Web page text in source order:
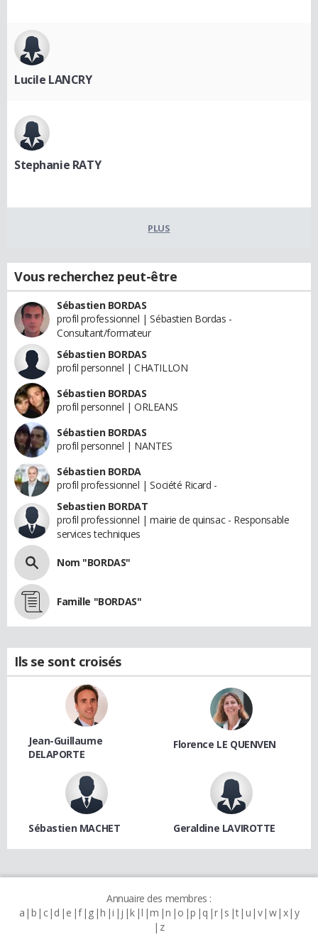
Lucile LANCRY
Stephanie RATY
PLUS
Vous recherchez peut-être
Sébastien BORDAS
profil professionnel | Sébastien Bordas -
Consultant/formateur
Sébastien BORDAS
profil personnel | CHATILLON
Sébastien BORDAS
profil personnel | ORLEANS
Sébastien BORDAS
profil personnel | NANTES
Sébastien BORDA
profil professionnel | Société Ricard -
Sebastien BORDAT
profil professionnel | mairie de quinsac - Responsable
services techniques
Nom "BORDAS"
Famille "BORDAS"
Ils se sont croisés
Jean-Guillaume
DELAPORTE
Florence LE QUENVEN
Sébastien MACHET Geraldine LAVIROTTE
Annuaire des membres :
a b c d e f g h i j k l m n o p q r s t u v w x y
z